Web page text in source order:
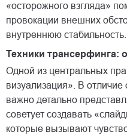
«осторожного взгляда»
провокации внешних
внутреннюю стабильность.
Техники трансерфинга:
Одной из центральных
визуализация». В отличие
важно детально
советует создавать
которые вызывают